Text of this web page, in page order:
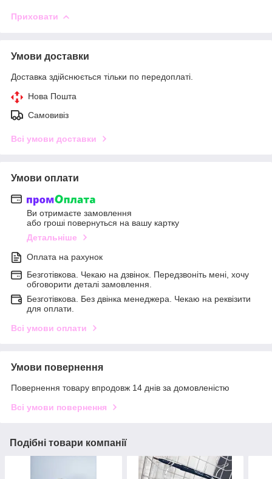
Приховати
Умови доставки
Доставка здійснюється тільки по передоплаті.
Нова Пошта
Самовивіз
Всі умови доставки
Умови оплати
Ви отримаєте замовлення
або гроші повернуться на вашу картку
Детальніше
Оплата на рахунок
Безготівкова. Чекаю на дзвінок. Передзвоніть мені, хочу
обговорити деталі замовлення.
Безготівкова. Без двінка менеджера. Чекаю на реквізити
для оплати.
Всі умови оплати
Умови повернення
Повернення товару впродовж 14 днів за домовленістю
Всі умови повернення
Подібні товари компанії